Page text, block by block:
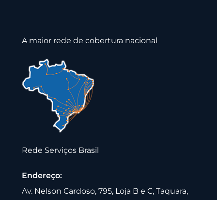
A maior rede de cobertura nacional
Rede Serviços Brasil
Endereço:
Av. Nelson Cardoso, 795, Loja B e C, Taquara,